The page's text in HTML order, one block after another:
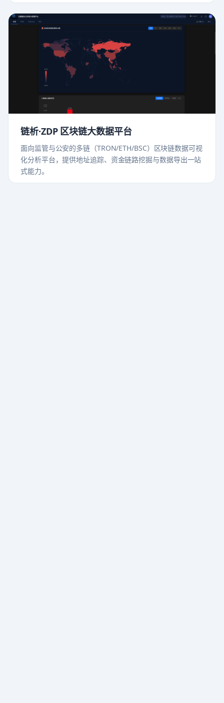
链析·ZDP 区块链大数据平台
面向监管与公安的多链（TRON/ETH/BSC）区块链数据可视
化分析平台，提供地址追踪、资金链路挖掘与数据导出一站
式能力。